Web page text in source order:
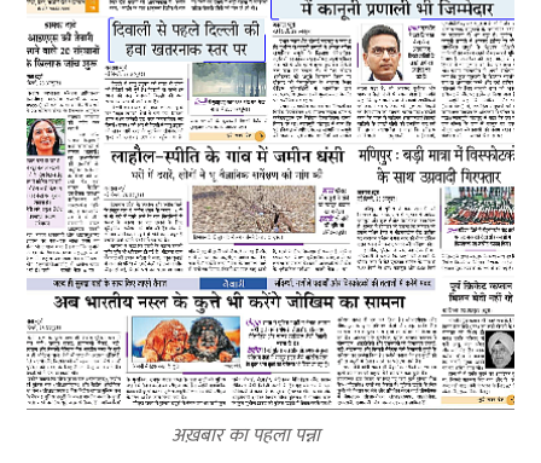
अख़बार का पहला पन्ना